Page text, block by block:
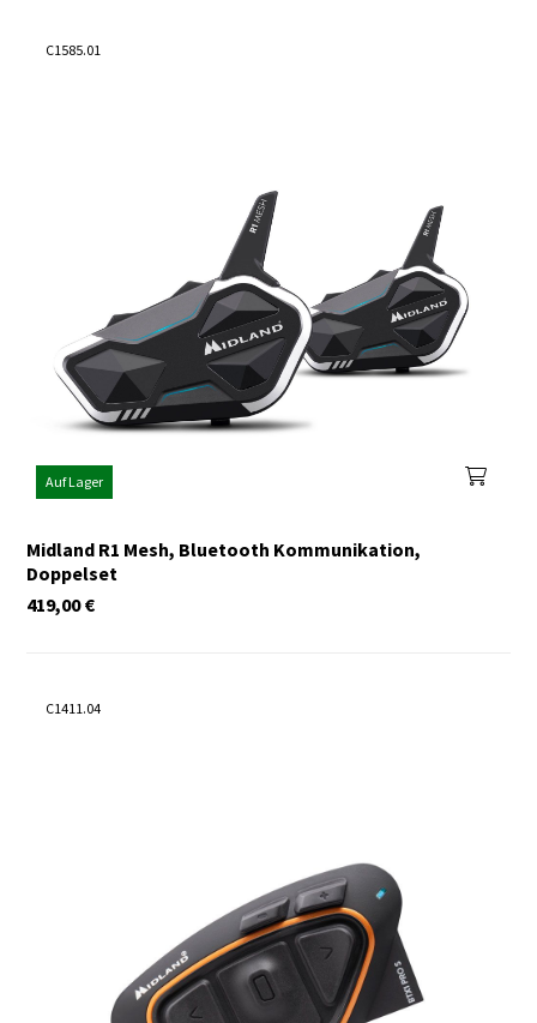
C1585.01
Auf Lager
Midland R1 Mesh, Bluetooth Kommunikation,
Doppelset
€
419,00
C1411.04